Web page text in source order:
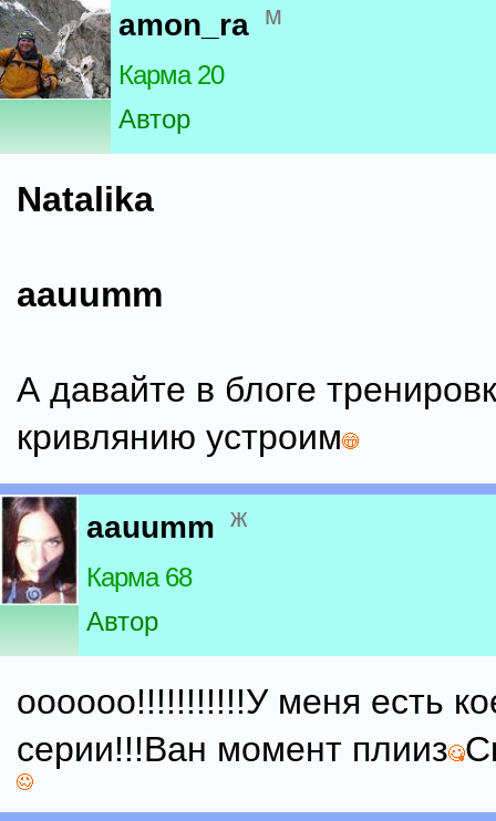
amon_ra м
Карма 20
Автор
Natalika
aauumm
А давайте в блоге
кривлянию устроим
aauumm ж
Карма 68
Автор
оооооо!!!!!!!!!!!У меня есть
серии!!!Ван момент плииз